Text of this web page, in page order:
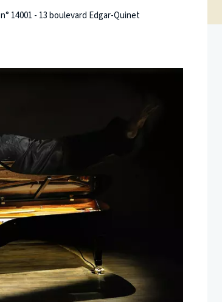
n° 14001 - 13 boulevard Edgar-Quinet